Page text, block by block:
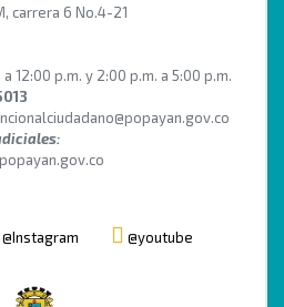
carrera 6 No.4-21
12:00 p.m. y 2:00 p.m. a 5:00 p.m.
@Instagram @youtube